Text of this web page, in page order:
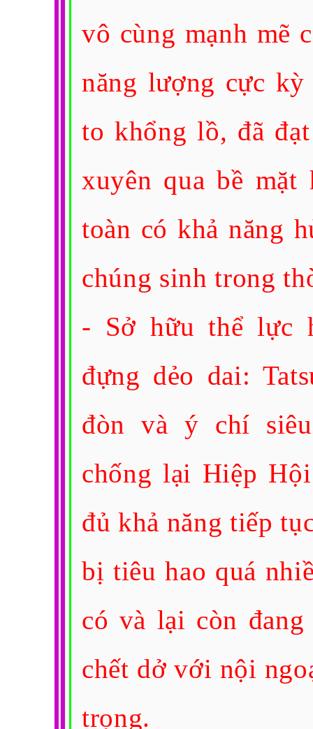
vô cùng mạnh mẽ
năng lượng cực
to khổng lồ, đã
xuyên qua bề
toàn có khả năng
chúng sinh trong
- Sở hữu thể lực
đựng dẻo dai:
đòn và ý chí
chống lại Hiệp
đủ khả năng tiếp
bị tiêu hao quá
có và lại còn
chết dở với nội
trọng.